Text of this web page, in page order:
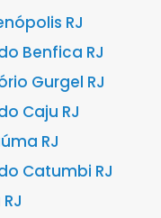
RJ
Benfica RJ
Gurgel RJ
Caju RJ
RJ
Catumbi RJ